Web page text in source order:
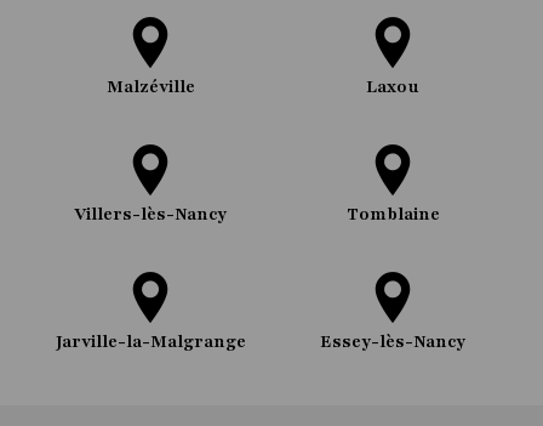
Malzéville Laxou
Villers-lès-Nancy Tomblaine
Jarville-la-Malgrange Essey-lès-Nancy